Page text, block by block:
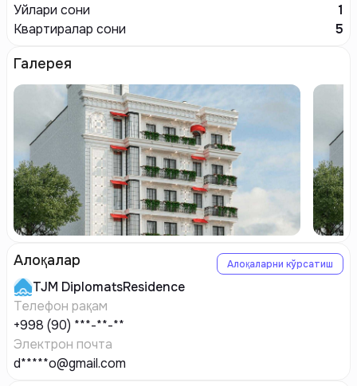
Уйлари сони
1
Квартиралар сони
5
Галерея
Алоқалар Алоқаларни кўрсатиш
TJM DiplomatsResidence
Телефон рақам
+998 (90) ***-**-**
Электрон почта
d*****o@gmail.com